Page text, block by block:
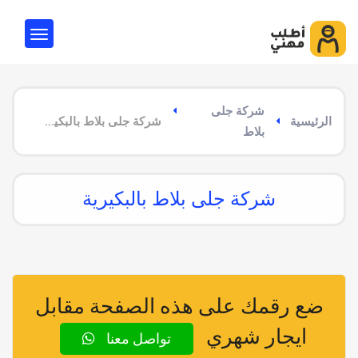
الرئيسية
شركة جلى
بلاط
شركة جلى بلاط بالبكيرية
شركة جلى بلاط بالبكيرية
ضع رقمك على هذه الصفحة مقابل
ايجار شهري
تواصل معنا